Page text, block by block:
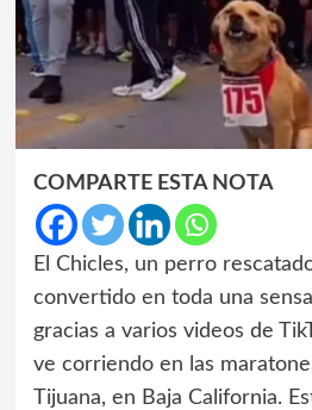
COMPARTE ESTA NOTA
El Chicles, un perro
convertido en toda una
gracias a varios videos de
ve corriendo en las
Tijuana, en Baja California.